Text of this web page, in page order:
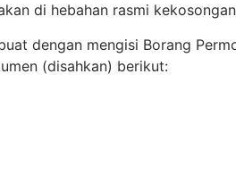
di hebahan rasmi
dengan mengisi Borang
(disahkan) berikut: